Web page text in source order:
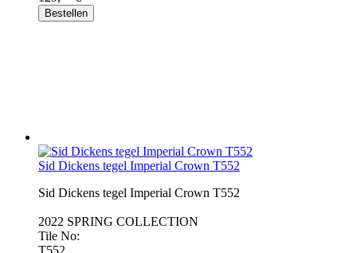
Bestellen
Sid Dickens tegel Imperial Crown T552
Sid Dickens tegel Imperial Crown T552
2022 SPRING COLLECTION
Tile No: